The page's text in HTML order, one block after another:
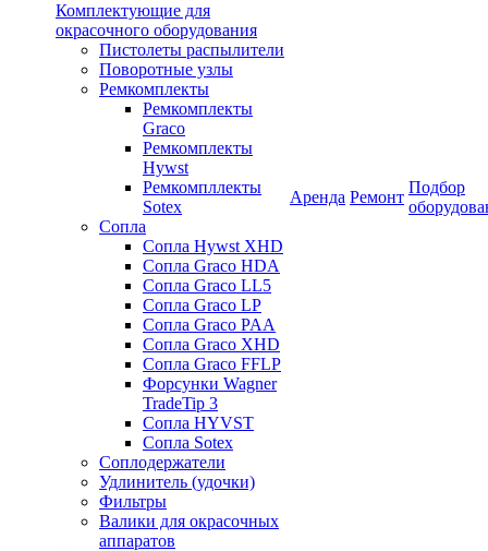
Комплектующие для
окрасочного оборудования
Пистолеты распылители
Поворотные узлы
Ремкомплекты
Ремкомплекты
Graco
Ремкомплекты
Hywst
Ремкомпллекты
Sotex
Сопла
Сопла Hywst XHD
Сопла Graco HDA
Сопла Graco LL5
Сопла Graco LP
Сопла Graco PAA
Сопла Graco XHD
Сопла Graco FFLP
Форсунки Wagner
TradeTip 3
Сопла HYVST
Сопла Sotex
Соплодержатели
Удлинитель (удочки)
Фильтры
Валики для окрасочных
аппаратов
Аренда Ремонт
Подбор